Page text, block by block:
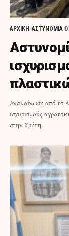
ΑΡΧΙΚΗ ΑΣΤΥΝΟΜΙΑ
Ανακοίνωση από το
ισχυρισμούς
στην Κρήτη.